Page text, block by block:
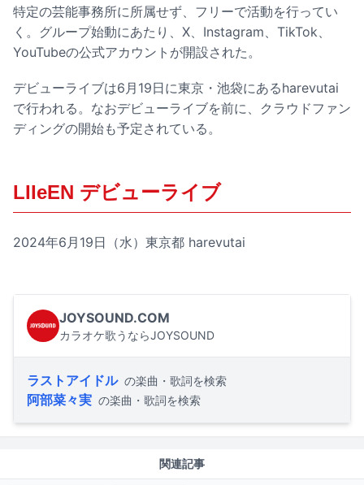
特定の芸能事務所に所属せず、フリーで活動を行ってい
く。グループ始動にあたり、X、Instagram、TikTok、
YouTubeの公式アカウントが開設された。
デビューライブは6月19日に東京・池袋にあるharevutai
で行われる。なおデビューライブを前に、クラウドファン
ディングの開始も予定されている。
LIIeEN デビューライブ
2024年6月19日（水）東京都 harevutai
JOYSOUND.COM
カラオケ歌うならJOYSOUND
ラストアイドル の楽曲・歌詞を検索
阿部菜々実 の楽曲・歌詞を検索
関連記事